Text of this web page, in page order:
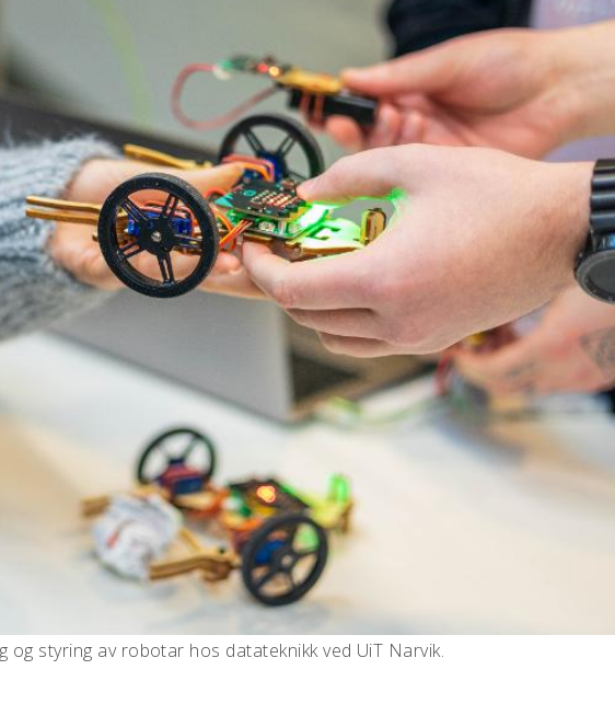
og styring av robotar hos datateknikk ved UiT Narvik.